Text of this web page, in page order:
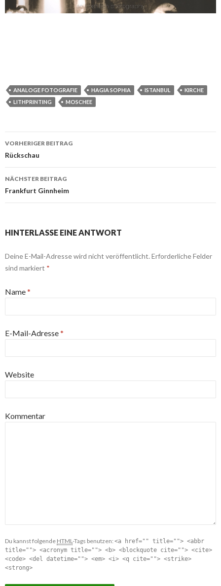
ANALOGE FOTOGRAFIE HAGIA SOPHIA ISTANBUL
KIRCHE
LITHPRINTING
MOSCHEE
Beitrags-
Navigation
VORHERIGER BEITRAG
Rückschau
NÄCHSTER BEITRAG
Frankfurt Ginnheim
HINTERLASSE EINE ANTWORT
Deine E-Mail-Adresse wird nicht veröffentlicht. Erforderliche Felder
sind markiert *
Name*
E-Mail-Adresse*
Website
Kommentar
Du kannst folgende HTML-Tags benutzen: <a href="" title=""> <abbr
title=""> <acronym title=""> <b> <blockquote cite=""> <cite>
<code> <del datetime=""> <em> <i> <q cite=""> <strike>
<strong>